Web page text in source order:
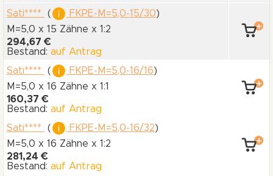
Sati****
( FKPE-M=5,0-15/30)
M=5,0 x 15 Zähne x 1:2
294,67 €
Bestand: auf Antrag
Sati****
( FKPE-M=5,0-16/16)
M=5,0 x 16 Zähne x 1:1
160,37 €
Bestand: auf Antrag
Sati****
( FKPE-M=5,0-16/32)
M=5,0 x 16 Zähne x 1:2
281,24 €
Bestand: auf Antrag